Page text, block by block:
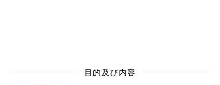
目的及び内容